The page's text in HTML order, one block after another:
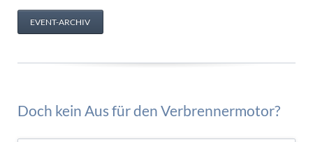
EVENT-ARCHIV
Doch kein Aus für den Verbrennermotor?